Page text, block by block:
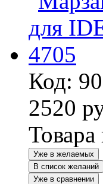
Код:
2520
Уже в желаемых
В список желаний
Уже в сравнении